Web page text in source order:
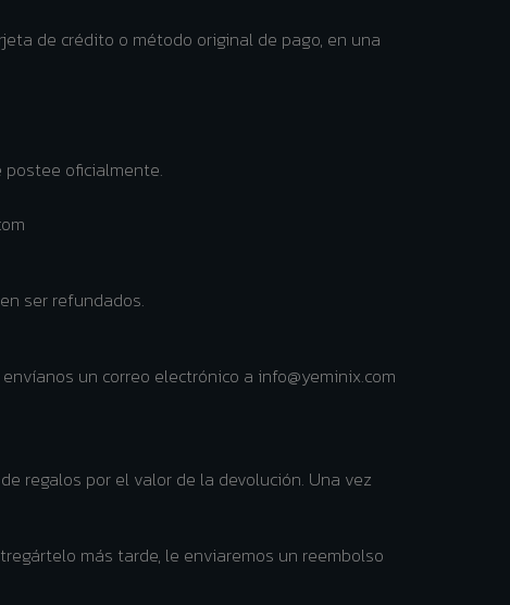
de crédito o método original de pago, en una
oficialmente.
ser refundados.
un correo electrónico a info@yeminix.com
regalos por el valor de la devolución. Una vez
más tarde, le enviaremos un reembolso